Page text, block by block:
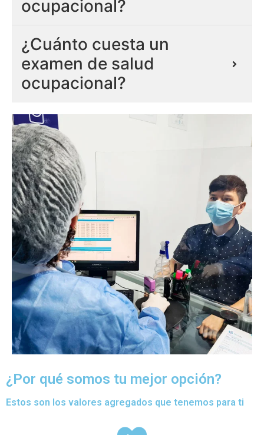
ocupacional?
¿Cuánto cuesta un
examen de salud
ocupacional?
¿Por qué somos tu mejor opción?
Estos son los valores agregados que tenemos para ti